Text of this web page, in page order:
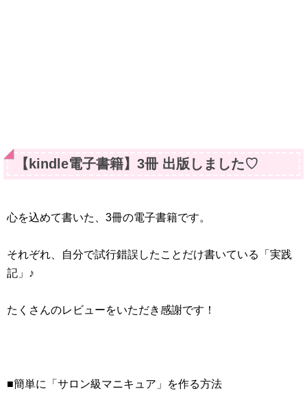
【kindle電子書籍】3冊 出版しました♡
心を込めて書いた、3冊の電子書籍です。
それぞれ、自分で試行錯誤したことだけ書いている「実践
記」♪
たくさんのレビューをいただき感謝です！
■簡単に「サロン級マニキュア」を作る方法